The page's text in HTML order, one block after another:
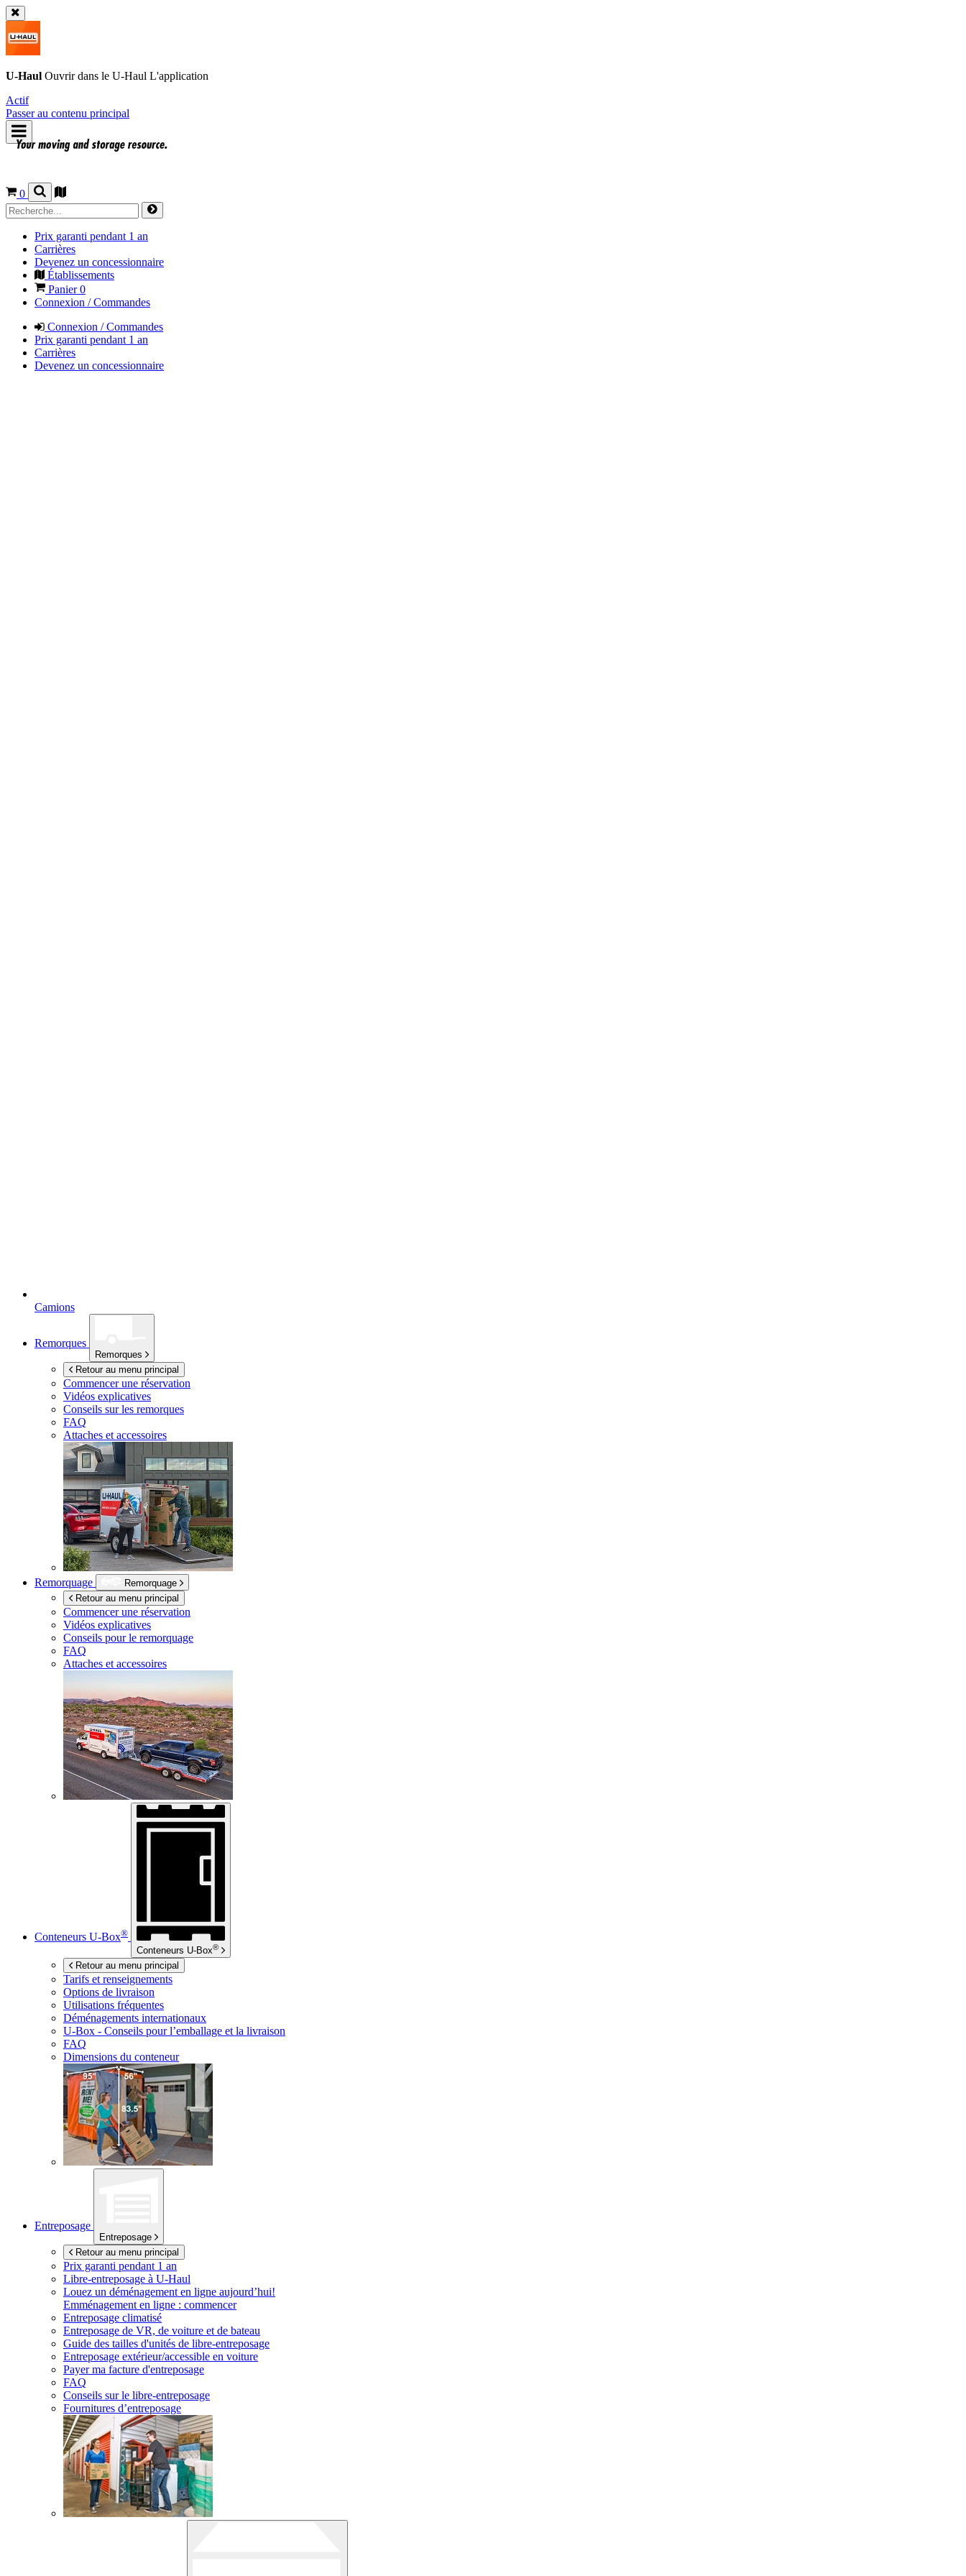
U-Haul Ouvrir dans le U-Haul L'application
Actif
Passer au contenu principal
0
Prix garanti pendant 1 an
Carrières
Devenez un concessionnaire
Établissements
Panier0
Connexion / Commandes
Connexion / Commandes
Prix garanti pendant 1 an
Carrières
Devenez un concessionnaire
Camions
Remorques
Remorques
Retour au menu principal
Commencer une réservation
Vidéos explicatives
Conseils sur les remorques
FAQ
Attaches et accessoires
Remorquage
Remorquage
Retour au menu principal
Commencer une réservation
Vidéos explicatives
Conseils pour le remorquage
FAQ
Attaches et accessoires
Conteneurs U-Box®
Conteneurs U-Box®
Retour au menu principal
Tarifs et renseignements
Options de livraison
Utilisations fréquentes
Déménagements internationaux
U-Box - Conseils pour l’emballage et la livraison
FAQ
Dimensions du conteneur
Entreposage
Entreposage
Retour au menu principal
Prix garanti pendant 1 an
Libre-entreposage à U-Haul
Louez un déménagement en ligne aujourd’hui!
Emménagement en ligne : commencer
Entreposage climatisé
Entreposage de VR, de voiture et de bateau
Guide des tailles d'unités de libre-entreposage
Entreposage extérieur/accessible en voiture
Payer ma facture d'entreposage
FAQ
Conseils sur le libre-entreposage
Fournitures d’entreposage